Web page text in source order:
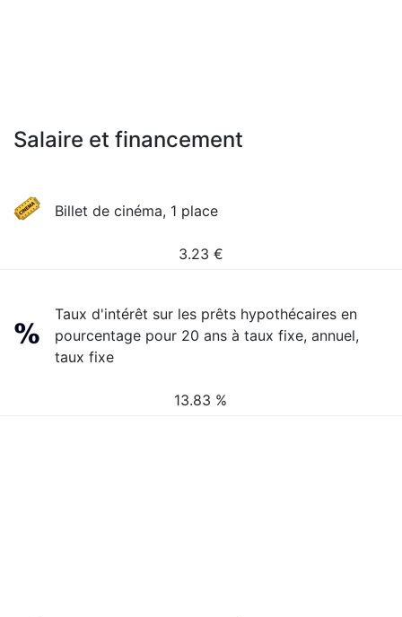
Salaire et financement
Billet de cinéma, 1 place
3.23 €
Taux d'intérêt sur les prêts hypothécaires en
pourcentage pour 20 ans à taux fixe, annuel,
taux fixe
13.83 %